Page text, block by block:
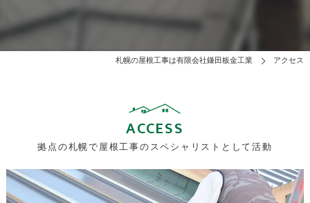
札幌の屋根工事は有限会社鎌田板金工業 アクセス
拠点の札幌で屋根工事のスペシャリストとして活動
ACCESS